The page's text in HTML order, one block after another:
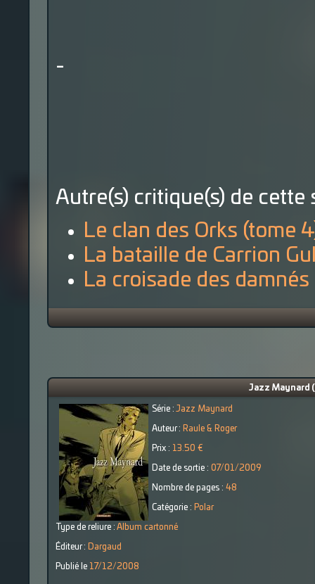
-
Autre(s) critique(s) de cette
Le clan des Orks (tome
La bataille de Carrion
La croisade des damnés
Jazz Maynard
Série : Jazz Maynard
Auteur : Raule & Roger
Prix : 13.50 €
Date de sortie : 07/01/2009
Nombre de pages : 48
Catégorie : Polar
Type de reliure : Album cartonné
Éditeur : Dargaud
Publié le 17/12/2008